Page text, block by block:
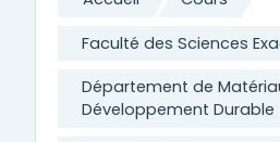
Faculté des Sciences
Département de
Développement Durable